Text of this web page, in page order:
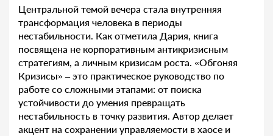
Центральной темой вечера стала внутренняя
трансформация человека в периоды
нестабильности. Как отметила Дария, книга
посвящена не корпоративным антикризисным
стратегиям, а личным кризисам роста. «Обгоняя
Кризисы» – это практическое руководство по
работе со сложными этапами: от поиска
устойчивости до умения превращать
нестабильность в точку развития. Автор делает
акцент на сохранении управляемости в хаосе и